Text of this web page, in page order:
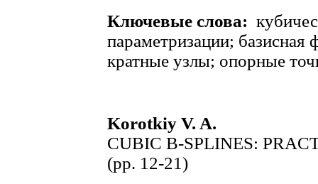
Ключевые слова:
параметризации; базисная
кратные узлы; опорные
Korotkiy V. A.
CUBIC B-SPLINES:
(рр. 12-21)